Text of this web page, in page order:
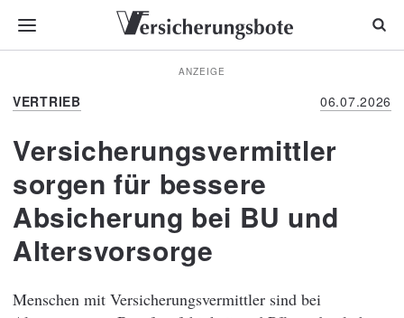
ANZEIGE
VERTRIEB 06.07.2026
Versicherungsvermittler
sorgen für bessere
Absicherung bei BU und
Altersvorsorge
Menschen mit Versicherungsvermittler sind bei